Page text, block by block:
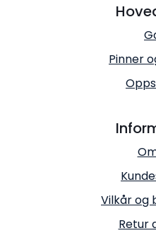
Pinner
Vilkår og
Retur